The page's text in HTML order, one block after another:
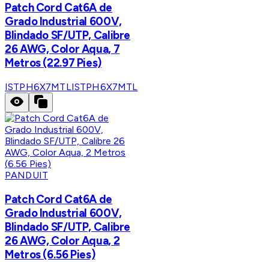
Patch Cord Cat6A de
Grado Industrial 600V,
Blindado SF/UTP, Calibre
26 AWG, Color Aqua, 7
Metros (22.97 Pies)
ISTPH6X7MTLISTPH6X7MTL
PANDUIT
Patch Cord Cat6A de
Grado Industrial 600V,
Blindado SF/UTP, Calibre
26 AWG, Color Aqua, 2
Metros (6.56 Pies)